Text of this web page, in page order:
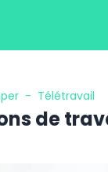
- Télétravail
de